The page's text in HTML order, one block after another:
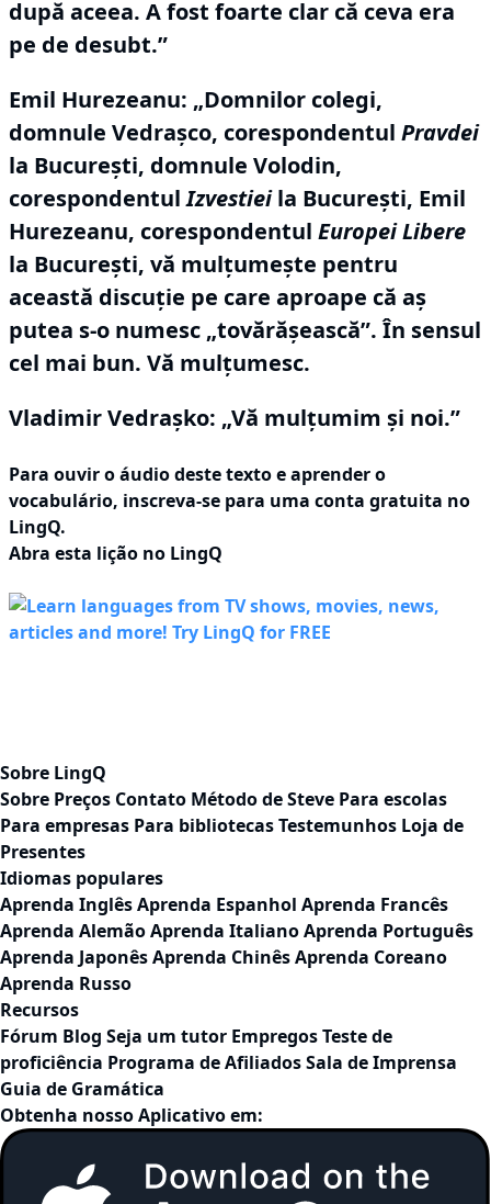
după aceea. A fost foarte clar că ceva era
pe de desubt.”
Emil Hurezeanu: „Domnilor colegi,
domnule Vedraşco, corespondentul Pravdei
la Bucureşti, domnule Volodin,
corespondentulIzvestieila Bucureşti, Emil
Hurezeanu, corespondentul Europei Libere
la Bucureşti, vă mulţumeşte pentru
această discuţie pe care aproape că aş
putea s-o numesc „tovărăşească”. În sensul
cel mai bun. Vă mulţumesc.
Vladimir Vedraşko: „Vă mulţumim şi noi.”
Para ouvir o áudio deste texto e aprender o
vocabulário, inscreva-se para uma conta gratuita no
LingQ.
Abra esta lição no LingQ
Sobre LingQ
Sobre Preços Contato Método de Steve Para escolas
Para empresas Para bibliotecasTestemunhos Loja de
Presentes
Idiomas populares
Aprenda InglêsAprenda Espanhol Aprenda Francês
Aprenda AlemãoAprenda ItalianoAprenda Português
Aprenda JaponêsAprenda ChinêsAprenda Coreano
Aprenda Russo
Recursos
Fórum Blog Seja um tutor EmpregosTeste de
proficiência Programa de AfiliadosSala de Imprensa
Guia de Gramática
Obtenha nosso Aplicativo em: